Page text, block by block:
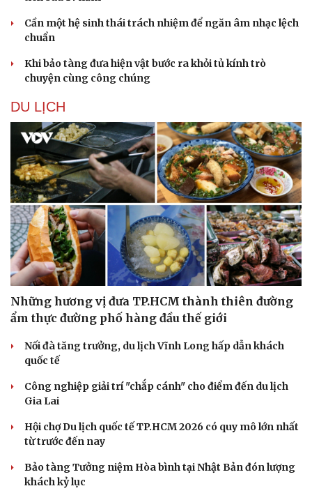
Cần một hệ sinh thái trách nhiệm để ngăn âm nhạc lệch
chuẩn
Khi bảo tàng đưa hiện vật bước ra khỏi tủ kính trò
chuyện cùng công chúng
DU LỊCH
Những hương vị đưa TP.HCM thành thiên đường
ẩm thực đường phố hàng đầu thế giới
Nối đà tăng trưởng, du lịch Vĩnh Long hấp dẫn khách
quốc tế
Công nghiệp giải trí "chắp cánh" cho điểm đến du lịch
Gia Lai
Hội chợ Du lịch quốc tế TP.HCM 2026 có quy mô lớn nhất
từ trước đến nay
Bảo tàng Tưởng niệm Hòa bình tại Nhật Bản đón lượng
khách kỷ lục